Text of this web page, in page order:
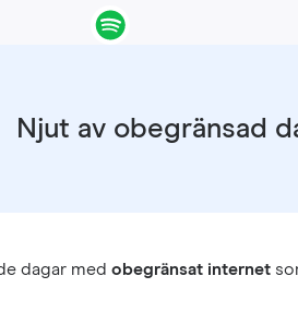
Njut av obegränsad
dagar medobegränsat internet